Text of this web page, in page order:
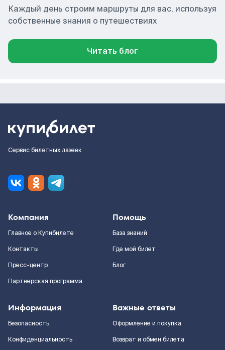
Каждый день строим маршруты для вас, используя
собственные знания о путешествиях
Читать блог
Сервис билетных лазеек
Компания
Главное о Купибилете
Контакты
Пресс-центр
Партнерская программа
Помощь
База знаний
Где мой билет
Блог
Информация
Безопасность
Конфиденциальность
Важные ответы
Оформление и покупка
Возврат и обмен билета